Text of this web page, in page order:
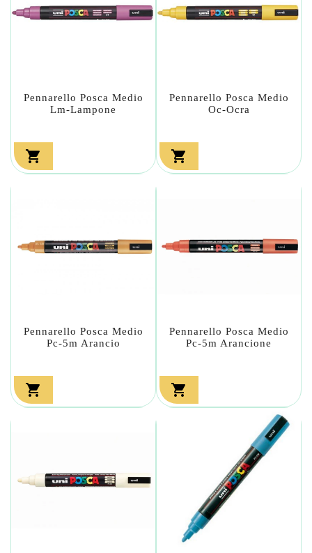
Pennarello Posca Medio
Lm-Lampone

Pennarello Posca Medio
Oc-Ocra

Pennarello Posca Medio
Pc-5m Arancio

Pennarello Posca Medio
Pc-5m Arancione
